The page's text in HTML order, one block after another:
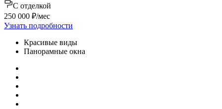
C отделкой
250 000 ₽/мес
Узнать подробности
Красивые виды
Панорамные окна